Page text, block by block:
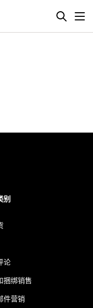
别
论
捆绑销售
件营销